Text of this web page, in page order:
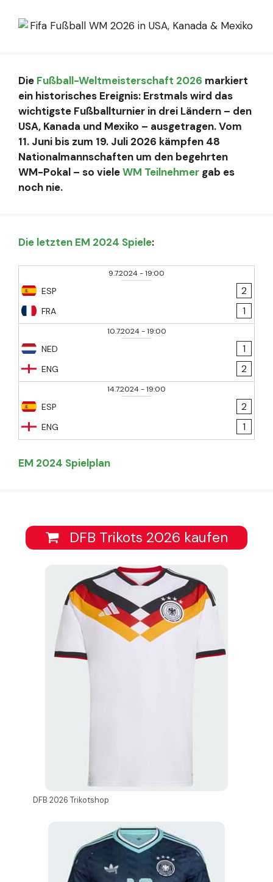
Die Fußball-Weltmeisterschaft 2026 markiert
ein historisches Ereignis: Erstmals wird das
wichtigste Fußballturnier in drei Ländern – den
USA, Kanada und Mexiko – ausgetragen. Vom
11. Juni bis zum 19. Juli 2026 kämpfen 48
Nationalmannschaften um den begehrten
WM-Pokal – so vieleWM Teilnehmer gab es
noch nie.
Die letzten EM 2024 Spiele:
9.7.2024-19:00
ESP
FRA
2
1
10.7.2024-19:00
NED
ENG
1
2
14.7.2024-19:00
ESP
ENG
2
1
EM 2024 Spielplan
DFB Trikots 2026 kaufen
DFB 2026 Trikotshop